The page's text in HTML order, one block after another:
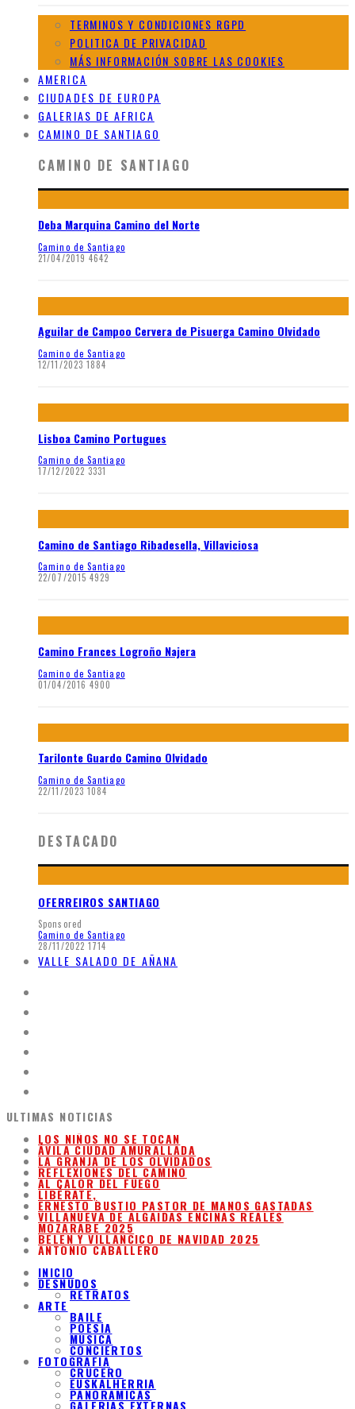
TERMINOS Y CONDICIONES RGPD
POLITICA DE PRIVACIDAD
MÁS INFORMACIÓN SOBRE LAS COOKIES
AMERICA
CIUDADES DE EUROPA
GALERIAS DE AFRICA
CAMINO DE SANTIAGO
CAMINO DE SANTIAGO
Deba Marquina Camino del Norte
Camino de Santiago
21/04/2019 4642
Aguilar de Campoo Cervera de Pisuerga Camino Olvidado
Camino de Santiago
12/11/2023 1884
Lisboa Camino Portugues
Camino de Santiago
17/12/2022 3331
Camino de Santiago Ribadesella, Villaviciosa
Camino de Santiago
22/07/2015 4929
Camino Frances Logroño Najera
Camino de Santiago
01/04/2016 4900
Tarilonte Guardo Camino Olvidado
Camino de Santiago
22/11/2023 1084
DESTACADO
OFERREIROS SANTIAGO
Sponsored
Camino de Santiago
28/11/2022 1714
VALLE SALADO DE AÑANA
ULTIMAS NOTICIAS
LOS NIÑOS NO SE TOCAN
ÁVILA CIUDAD AMURALLADA
LA GRANJA DE LOS OLVIDADOS
REFLEXIONES DEL CAMINO
AL CALOR DEL FUEGO
LIBÉRATE,
ERNESTO BUSTIO PASTOR DE MANOS GASTADAS
VILLANUEVA DE ALGAIDAS ENCINAS REALES
MOZARABE 2025
BELEN Y VILLANCICO DE NAVIDAD 2025
ANTONIO CABALLERO
INICIO
DESNUDOS
RETRATOS
ARTE
BAILE
POESIA
MUSICA
CONCIERTOS
FOTOGRAFIA
CRUCERO
EUSKALHERRIA
PANORAMICAS
GALERIAS EXTERNAS